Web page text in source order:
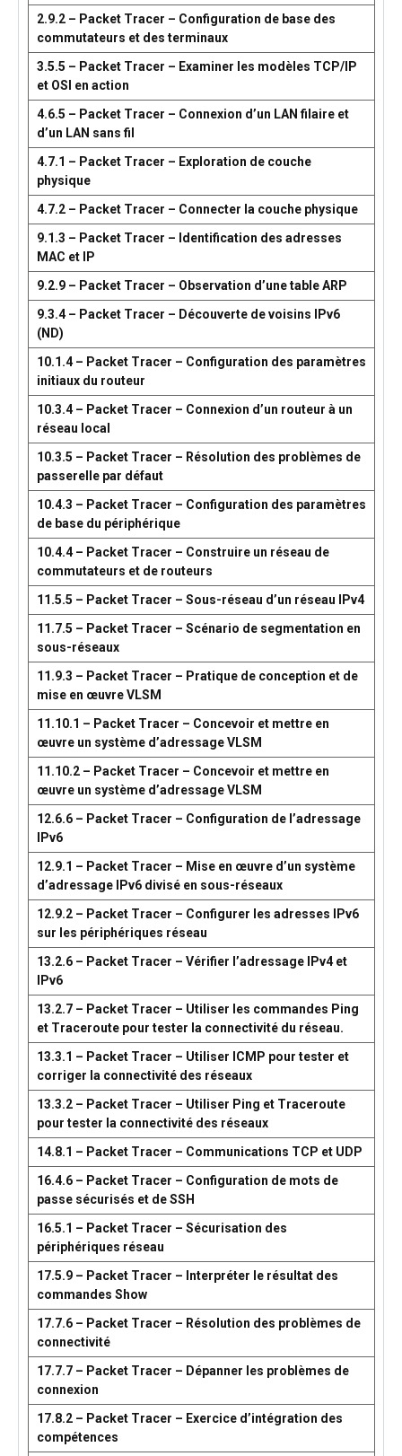
2.9.2 – Packet Tracer – Configuration de base des
commutateurs et des terminaux
3.5.5 – Packet Tracer – Examiner les modèles TCP/IP
et OSI en action
4.6.5 – Packet Tracer – Connexion d’un LAN filaire et
d’un LAN sans fil
4.7.1 – Packet Tracer – Exploration de couche
physique
4.7.2 – Packet Tracer – Connecter la couche physique
9.1.3 – Packet Tracer – Identification des adresses
MAC et IP
9.2.9 – Packet Tracer – Observation d’une table ARP
9.3.4 – Packet Tracer – Découverte de voisins IPv6
(ND)
10.1.4 – Packet Tracer – Configuration des paramètres
initiaux du routeur
10.3.4 – Packet Tracer – Connexion d’un routeur à un
réseau local
10.3.5 – Packet Tracer – Résolution des problèmes de
passerelle par défaut
10.4.3 – Packet Tracer – Configuration des paramètres
de base du périphérique
10.4.4 – Packet Tracer – Construire un réseau de
commutateurs et de routeurs
11.5.5 – Packet Tracer – Sous-réseau d’un réseau IPv4
11.7.5 – Packet Tracer – Scénario de segmentation en
sous-réseaux
11.9.3 – Packet Tracer – Pratique de conception et de
mise en œuvre VLSM
11.10.1 – Packet Tracer – Concevoir et mettre en
œuvre un système d’adressage VLSM
11.10.2 – Packet Tracer – Concevoir et mettre en
œuvre un système d’adressage VLSM
12.6.6 – Packet Tracer – Configuration de l’adressage
IPv6
12.9.1 – Packet Tracer – Mise en œuvre d’un système
d’adressage IPv6 divisé en sous-réseaux
12.9.2 – Packet Tracer – Configurer les adresses IPv6
sur les périphériques réseau
13.2.6 – Packet Tracer – Vérifier l’adressage IPv4 et
IPv6
13.2.7 – Packet Tracer – Utiliser les commandes Ping
et Traceroute pour tester la connectivité du réseau.
13.3.1 – Packet Tracer – Utiliser ICMP pour tester et
corriger la connectivité des réseaux
13.3.2 – Packet Tracer – Utiliser Ping et Traceroute
pour tester la connectivité des réseaux
14.8.1 – Packet Tracer – Communications TCP et UDP
16.4.6 – Packet Tracer – Configuration de mots de
passe sécurisés et de SSH
16.5.1 – Packet Tracer – Sécurisation des
périphériques réseau
17.5.9 – Packet Tracer – Interpréter le résultat des
commandes Show
17.7.6 – Packet Tracer – Résolution des problèmes de
connectivité
17.7.7 – Packet Tracer – Dépanner les problèmes de
connexion
17.8.2 – Packet Tracer – Exercice d’intégration des
compétences